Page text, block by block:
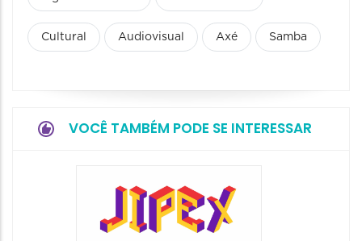
Cultural Audiovisual Axé Samba
VOCÊ TAMBÉM PODE SE INTERESSAR